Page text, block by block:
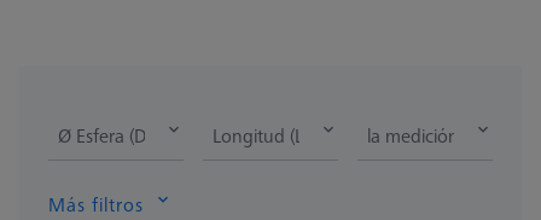
Ø Esfera (DK) Longitud (L) la medición de la
Más filtros